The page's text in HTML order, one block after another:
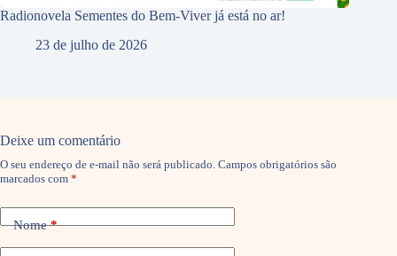
Radionovela Sementes do Bem-Viver já está no ar!
23 de julho de 2026
Deixe um comentário
O seu endereço de e-mail não será publicado. Campos obrigatórios são
marcados com *
Nome*